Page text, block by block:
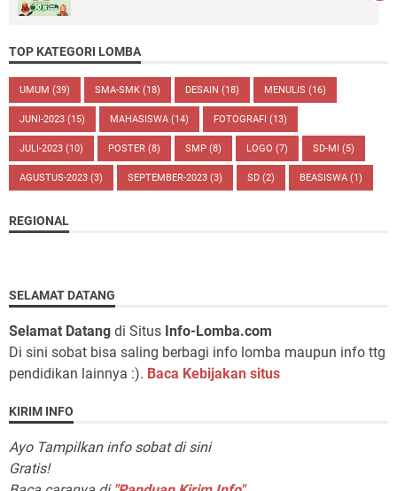
TOP KATEGORI LOMBA
UMUM (39) SMA-SMK (18) DESAIN (18) MENULIS (16)
JUNI-2023 (15) MAHASISWA (14) FOTOGRAFI (13)
JULI-2023 (10) POSTER (8) SMP (8) LOGO (7) SD-MI (5)
AGUSTUS-2023 (3) SEPTEMBER-2023 (3) SD (2) BEASISWA (1)
REGIONAL
SELAMAT DATANG
Selamat Datang di Situs Info-Lomba.com
Di sini sobat bisa saling berbagi info lomba maupun info ttg
pendidikan lainnya :). Baca Kebijakan situs
KIRIM INFO
Ayo Tampilkan info sobat di sini
Gratis!